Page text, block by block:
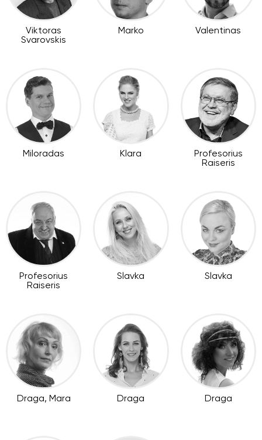
Viktoras
Svarovskis
Marko Valentinas
Miloradas Klara
Profesorius
Raiseris
Profesorius
Raiseris
Slavka Slavka
Draga, Mara Draga Draga